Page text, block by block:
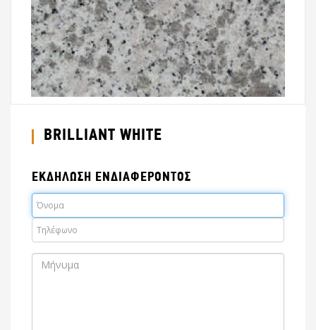
BRILLIANT WHITE
ΕΚΔΗΛΩΣΗ ΕΝΔΙΑΦΕΡΟΝΤΟΣ